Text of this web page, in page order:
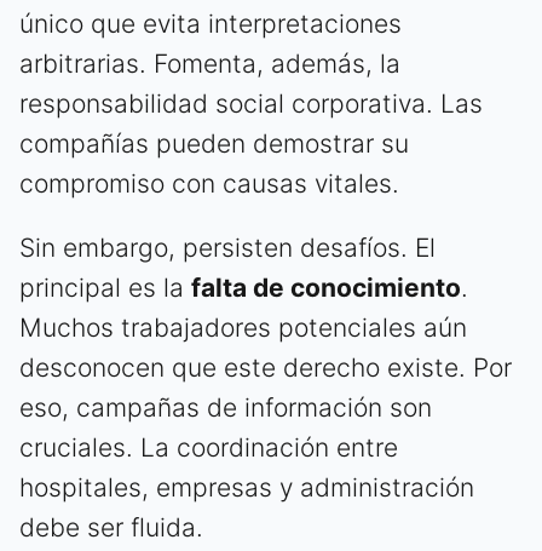
único que evita interpretaciones
arbitrarias. Fomenta, además, la
responsabilidad social corporativa. Las
compañías pueden demostrar su
compromiso con causas vitales.
Sin embargo, persisten desafíos. El
principal es la falta de conocimiento.
Muchos trabajadores potenciales aún
desconocen que este derecho existe. Por
eso, campañas de información son
cruciales. La coordinación entre
hospitales, empresas y administración
debe ser fluida.